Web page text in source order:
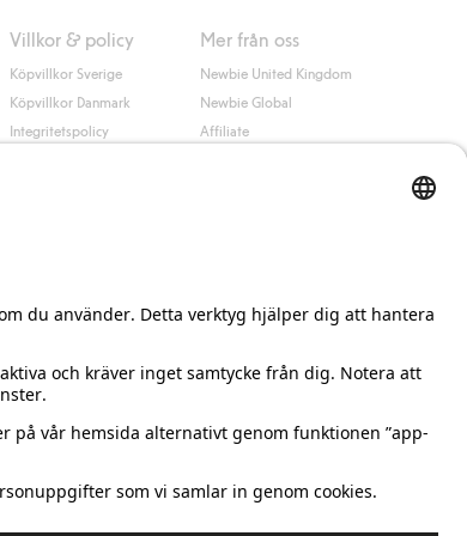
Villkor & policy
Köpvillkor Sverige
Köpvillkor Danmark
Integritetspolicy
Mer från oss
Newbie United Kingdom
Newbie Global
Affiliate